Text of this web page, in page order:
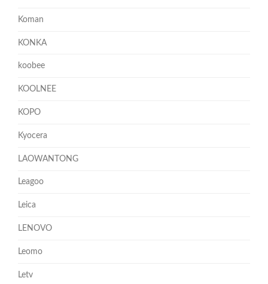
Koman
KONKA
koobee
KOOLNEE
KOPO
Kyocera
LAOWANTONG
Leagoo
Leica
LENOVO
Leomo
Letv